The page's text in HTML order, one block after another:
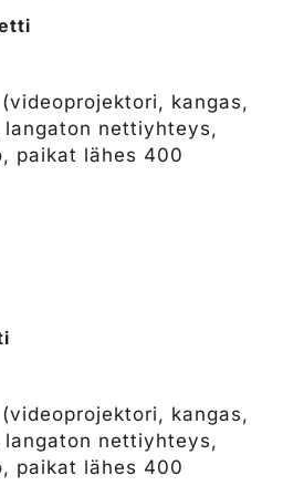
kangas,
nettiyhteys,
paikat lähes 400
kangas,
nettiyhteys,
paikat lähes 400